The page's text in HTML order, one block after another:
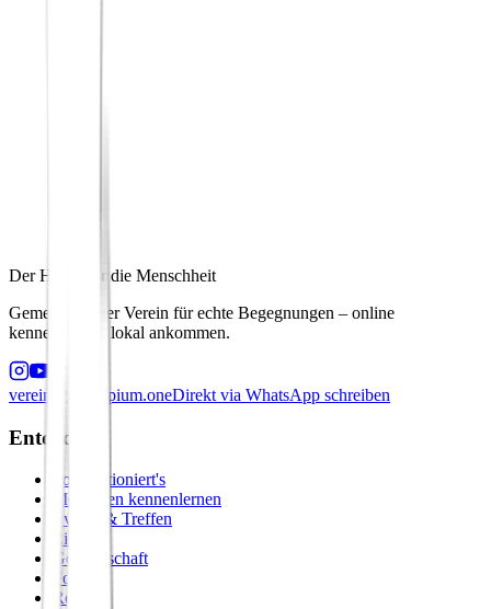
Der Hafen für die Menschheit
Gemeinnütziger Verein für echte Begegnungen – online
kennenlernen, lokal ankommen.
verein@principium.oneDirekt via WhatsApp schreiben
Entdecken
So funktioniert's
Menschen kennenlernen
Events & Treffen
Zirkel
Gemeinschaft
Formate
Retreats